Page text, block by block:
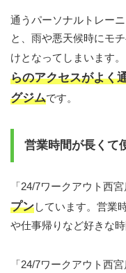
通うパーソナルトレー
と、雨や悪天候時にモ
けとなってしまいます
らのアクセスがよく
グジムです。
営業時間が長くて
「24/7ワークアウト西
プンしています。営業
や仕事帰りなど好きな
「24/7ワークアウト西